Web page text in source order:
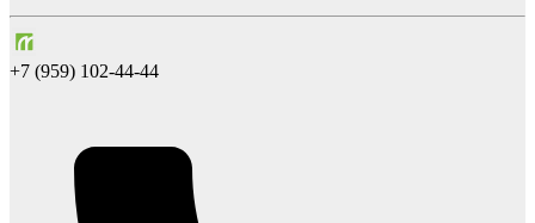
+7 (959) 102-44-44